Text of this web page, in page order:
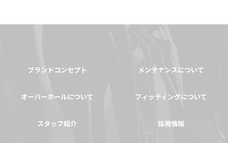
ブランドコンセプト メンテナンスについて
オーバーホールについて フィッティングについて
スタッフ紹介 採用情報